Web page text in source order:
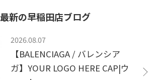
最新の早稲田店ブログ
2026.08.07
【BALENCIAGA / バレンシア
ガ】YOUR LOGO HERE CAP|ウ